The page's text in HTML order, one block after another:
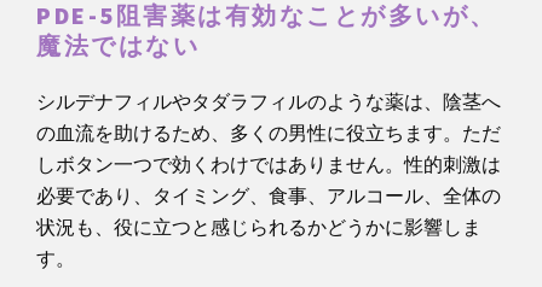
PDE-5阻害薬は有効なことが多いが、
魔法ではない
シルデナフィルやタダラフィルのような薬は、陰茎へ
の血流を助けるため、多くの男性に役立ちます。ただ
しボタン一つで効くわけではありません。性的刺激は
必要であり、タイミング、食事、アルコール、全体の
状況も、役に立つと感じられるかどうかに影響しま
す。